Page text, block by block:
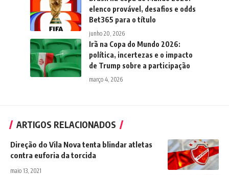
elenco provável, desafios e odds
Bet365 para o título
junho 20, 2026
Irã na Copa do Mundo 2026:
política, incertezas e o impacto
de Trump sobre a participação
março 4, 2026
ARTIGOS RELACIONADOS
Direção do Vila Nova tenta blindar atletas
contra euforia da torcida
maio 13, 2021